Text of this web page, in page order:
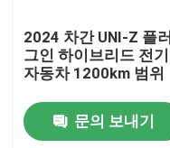
2024 차간 UNI-Z 플러
그인 하이브리드 전기
자동차 1200km 범위
문의 보내기